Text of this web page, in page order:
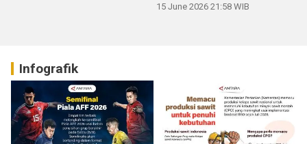
15 June 2026 21:58 WIB
Infografik